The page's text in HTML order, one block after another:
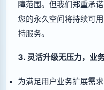
障范围。但我们郑重承
您的永久空间将持续可
持服务。
3. 灵活升级无压力，业
为满足用户业务扩展需